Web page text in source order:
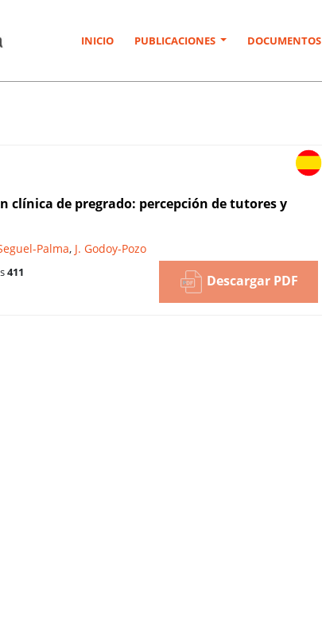
INICIO PUBLICACIONES DOCUMENTOS
clínica de pregrado: percepción de tutores y
Palma, J. Godoy-Pozo
411 Descargar PDF